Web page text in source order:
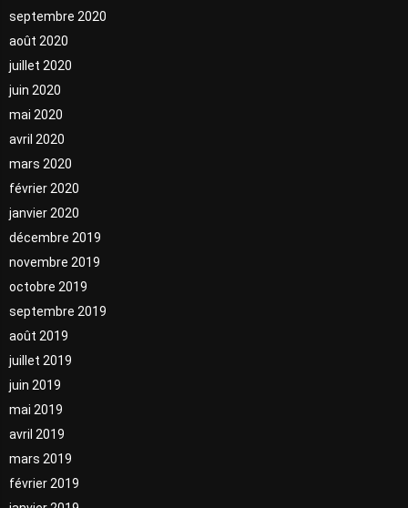
septembre 2020
août 2020
juillet 2020
juin 2020
mai 2020
avril 2020
mars 2020
février 2020
janvier 2020
décembre 2019
novembre 2019
octobre 2019
septembre 2019
août 2019
juillet 2019
juin 2019
mai 2019
avril 2019
mars 2019
février 2019